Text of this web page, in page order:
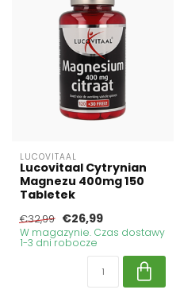
LUCOVITAAL
Lucovitaal Cytrynian
Magnezu 400mg 150
Tabletek
€32,99 €26,99
W magazynie. Czas dostawy
1-3 dni robocze